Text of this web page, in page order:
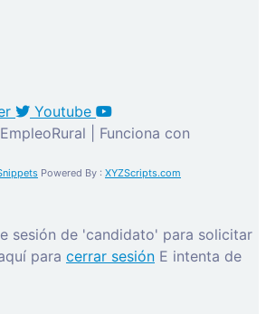
Youtube
| Funciona con
Powered By : XYZScripts.com
sesión de 'candidato' para solicitar
para cerrar sesión E intenta de